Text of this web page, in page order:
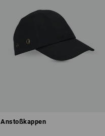
Anstoßkappen